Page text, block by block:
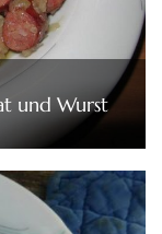
und Wurst